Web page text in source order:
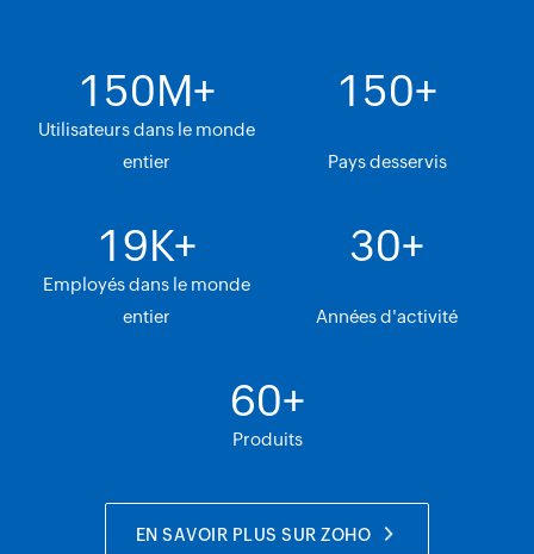
150M+
Utilisateurs dans le monde
entier
150+
Pays desservis
19K+
Employés dans le monde
entier
30+
Années d'activité
60+
Produits
EN SAVOIR PLUS SUR ZOHO